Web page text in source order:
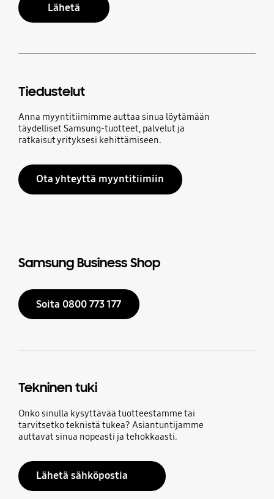
Lähetä
Tiedustelut
Anna myyntitiimimme auttaa sinua löytämään
täydelliset Samsung-tuotteet, palvelut ja
ratkaisut yrityksesi kehittämiseen.
Ota yhteyttä myyntitiimiin
Samsung Business Shop
Soita 0800 773 177
Tekninen tuki
Onko sinulla kysyttävää tuotteestamme tai
tarvitsetko teknistä tukea? Asiantuntijamme
auttavat sinua nopeasti ja tehokkaasti.
Lähetä sähköpostia